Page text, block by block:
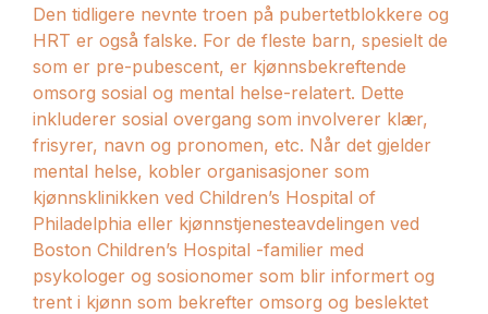
Den tidligere nevnte troen på pubertetblokkere og
HRT er også falske. For de fleste barn, spesielt de
som er pre-pubescent, er kjønnsbekreftende
omsorg sosial og mental helse-relatert. Dette
inkluderer sosial overgang som involverer klær,
frisyrer, navn og pronomen, etc. Når det gjelder
mental helse, kobler organisasjoner som
kjønnsklinikken ved Children’s Hospital of
Philadelphia eller kjønnstjenesteavdelingen ved
Boston Children’s Hospital -familier med
psykologer og sosionomer som blir informert og
trent i kjønn som bekrefter omsorg og beslektet